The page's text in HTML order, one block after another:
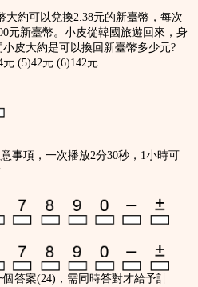
大約可以兌換2.38元的新臺幣，每次
元新臺幣。小皮從韓國旅遊回來，身
小皮大約是可以換回新臺幣多少元?
(5)42元 (6)142元
事項，一次播放2分30秒，1小時可
答案(24)，需同時答對才給予計